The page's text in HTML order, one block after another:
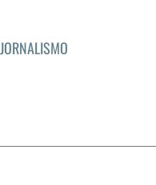
JORNALISMO